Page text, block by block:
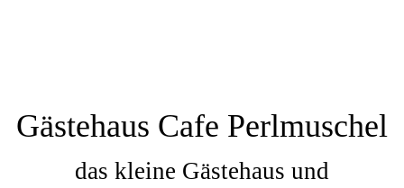
Gästehaus Cafe Perlmuschel
das kleine Gästehaus und